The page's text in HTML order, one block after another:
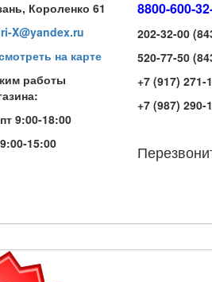
Короленко 61
X@yandex.ru
на карте
работы
9:00-18:00
15:00
8800-600-
202-32-00
520-77-50
+7 (917) 271-
+7 (987) 290-